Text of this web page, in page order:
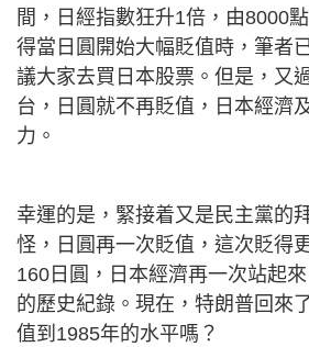
間，日經指數狂升1倍，由8000
得當日圓開始大幅貶值時，筆者
議大家去買日本股票。但是，又
台，日圓就不再貶值，日本經濟
力。
幸運的是，緊接着又是民主黨的
怪，日圓再一次貶值，這次貶得
160日圓，日本經濟再一次站起
的歷史紀錄。現在，特朗普回來
值到1985年的水平嗎？